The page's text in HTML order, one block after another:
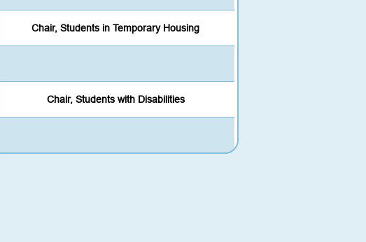
Chair, Students in Temporary Housing
Chair, Students with Disabilities